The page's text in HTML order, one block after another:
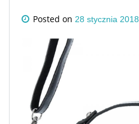
Posted on 28 stycznia 2018